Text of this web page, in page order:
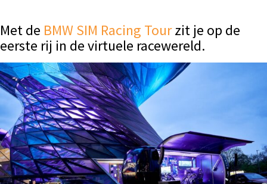
Met de BMW SIM Racing Tourzit je op de
eerste rij in de virtuele racewereld.